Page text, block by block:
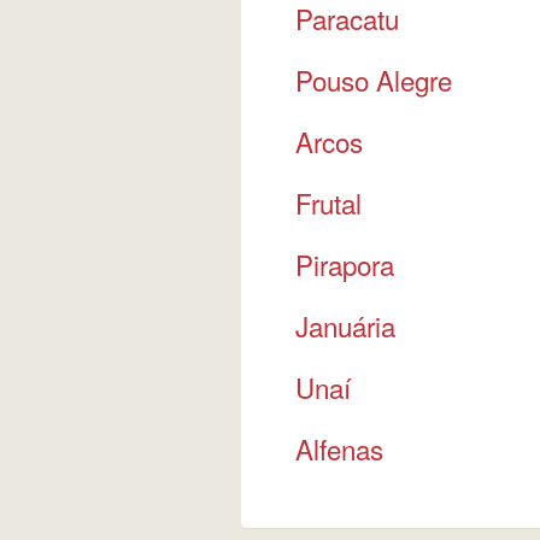
Paracatu
Pouso Alegre
Arcos
Frutal
Pirapora
Januária
Unaí
Alfenas